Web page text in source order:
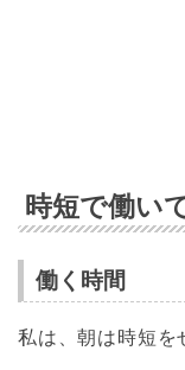
時短で働い
働く時間
私は、朝は時短を